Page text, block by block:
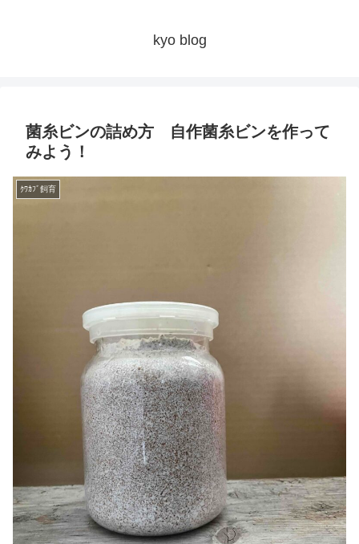
kyo blog
菌糸ビンの詰め方 自作菌糸ビンを作って
みよう！
ｸﾜｶﾌﾞ飼育